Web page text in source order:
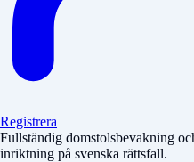
Registrera
Fullständig domstolsbevakning
inriktning på svenska rättsfall.